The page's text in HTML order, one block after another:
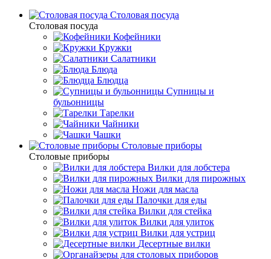
Столовая посуда
Столовая посуда
Кофейники
Кружки
Салатники
Блюда
Блюдца
Супницы и
бульонницы
Тарелки
Чайники
Чашки
Cтоловые приборы
Cтоловые приборы
Вилки для лобстера
Вилки для пирожных
Ножи для масла
Палочки для еды
Вилки для стейка
Вилки для улиток
Вилки для устриц
Десертные вилки